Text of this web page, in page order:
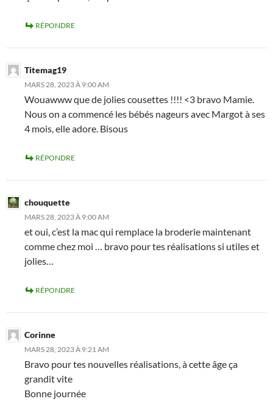
RÉPONDRE
Titemag19
MARS 28, 2023 À 9:00 AM
Wouawww que de jolies cousettes !!!! <3 bravo Mamie.
Nous on a commencé les bébés nageurs avec Margot à ses
4 mois, elle adore. Bisous
RÉPONDRE
chouquette
MARS 28, 2023 À 9:00 AM
et oui, c’est la mac qui remplace la broderie maintenant
comme chez moi … bravo pour tes réalisations si utiles et
jolies…
RÉPONDRE
Corinne
MARS 28, 2023 À 9:21 AM
Bravo pour tes nouvelles réalisations, à cette âge ça
grandit vite
Bonne journée